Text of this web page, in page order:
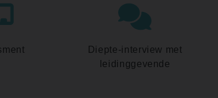
Diepte-interview met
leidinggevende